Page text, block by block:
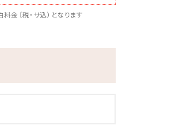
金（税・サ込）となります